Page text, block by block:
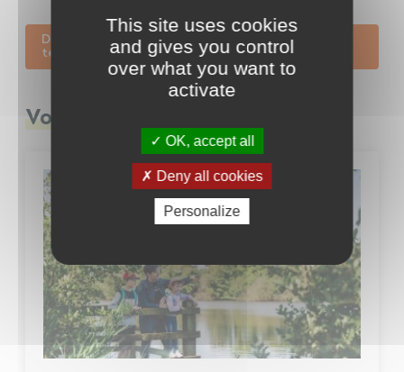
Découvrir les hébergements touristiques du
territoire
Vous aimerez aussi
This site uses cookies
and gives you control
over what you want to
activate
OK, accept all
Deny all cookies
Personalize